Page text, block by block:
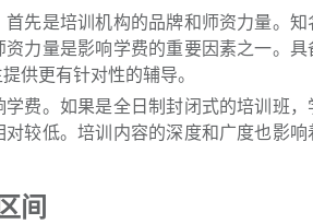
先是培训机构的品牌和师资力量。
力量是影响学费的重要因素之一。
供更有针对性的辅导。
费。如果是全日制封闭式的培训班
较低。培训内容的深度和广度也影
间